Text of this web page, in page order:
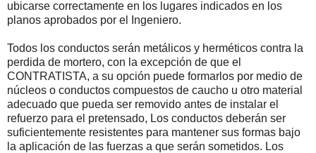
ubicarse correctamente en los lugares indicados en los
planos aprobados por el Ingeniero.
Todos los conductos serán metálicos y herméticos contra la
perdida de mortero, con la excepción de que el
CONTRATISTA, a su opción puede formarlos por medio de
núcleos o conductos compuestos de caucho u otro material
adecuado que pueda ser removido antes de instalar el
refuerzo para el pretensado, Los conductos deberán ser
suficientemente resistentes para mantener sus formas bajo
la aplicación de las fuerzas a que serán sometidos. Los